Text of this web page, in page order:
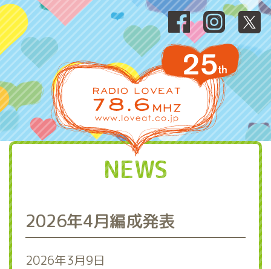
NEWS
2026年4月編成発表
2026年3月9日